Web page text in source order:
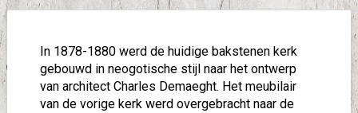
In 1878-1880 werd de huidige bakstenen kerk
gebouwd in neogotische stijl naar het ontwerp
van architect Charles Demaeght. Het meubilair
van de vorige kerk werd overgebracht naar de